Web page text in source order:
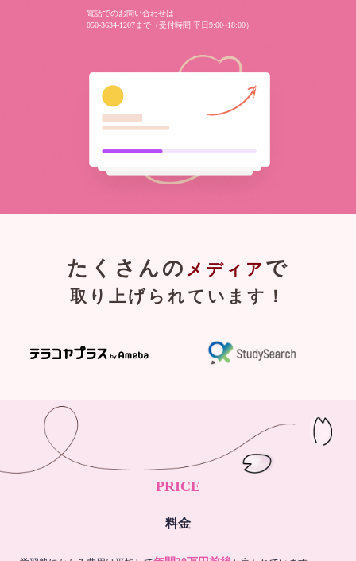
電話でのお問い合わせは
050-3634-1207まで（受付時間 平日9:00~18:00）
たくさんの メディア で
取り上げられています！
PRICE
料金